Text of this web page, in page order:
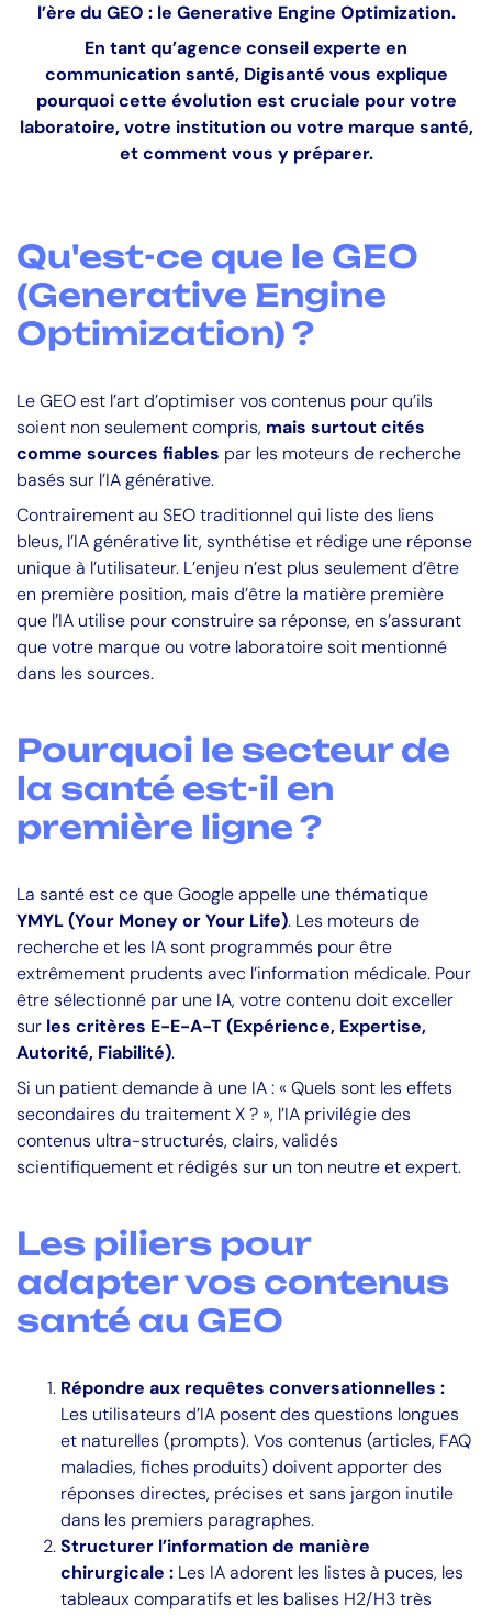
l’ère du GEO : le Generative Engine Optimization.
En tant qu’agence conseil experte en
communication santé, Digisanté vous explique
pourquoi cette évolution est cruciale pour votre
laboratoire, votre institution ou votre marque santé,
et comment vous y préparer.
Qu'est-ce que le GEO
(Generative Engine
Optimization) ?
Le GEO est l’art d’optimiser vos contenus pour qu’ils
soient non seulement compris, mais surtout cités
comme sources fiables par les moteurs de recherche
basés sur l’IA générative.
Contrairement au SEO traditionnel qui liste des liens
bleus, l’IA générative lit, synthétise et rédige une réponse
unique à l’utilisateur. L’enjeu n’est plus seulement d’être
en première position, mais d’être la matière première
que l’IA utilise pour construire sa réponse, en s’assurant
que votre marque ou votre laboratoire soit mentionné
dans les sources.
Pourquoi le secteur de
la santé est-il en
première ligne ?
La santé est ce que Google appelle une thématique
YMYL (Your Money or Your Life). Les moteurs de
recherche et les IA sont programmés pour être
extrêmement prudents avec l’information médicale. Pour
être sélectionné par une IA, votre contenu doit exceller
sur les critères E-E-A-T (Expérience, Expertise,
Autorité, Fiabilité).
Si un patient demande à une IA : « Quels sont les effets
secondaires du traitement X ? », l’IA privilégie des
contenus ultra-structurés, clairs, validés
scientifiquement et rédigés sur un ton neutre et expert.
Les piliers pour
adapter vos contenus
santé au GEO
Répondre aux requêtes conversationnelles :
Les utilisateurs d’IA posent des questions longues
et naturelles (prompts). Vos contenus (articles, FAQ
maladies, fiches produits) doivent apporter des
réponses directes, précises et sans jargon inutile
dans les premiers paragraphes.
Structurer l’information de manière
chirurgicale : Les IA adorent les listes à puces, les
tableaux comparatifs et les balises H2/H3 très